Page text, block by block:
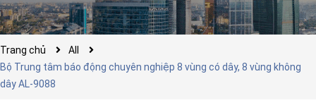
Trang chủ
All
Bộ Trung tâm báo động chuyên nghiệp 8 vùng có dây, 8 vùng không
dây AL-9088